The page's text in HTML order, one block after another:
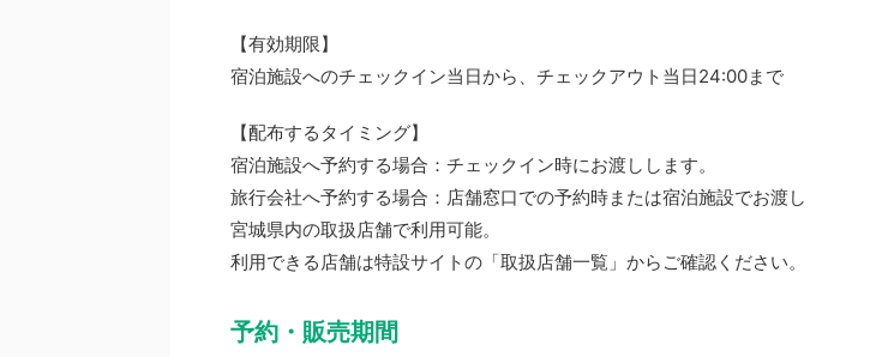
【有効期限】
宿泊施設へのチェックイン当日から、チェックアウト当日24:00まで
【配布するタイミング】
宿泊施設へ予約する場合：チェックイン時にお渡しします。
旅行会社へ予約する場合：店舗窓口での予約時または宿泊施設でお渡し
宮城県内の取扱店舗で利用可能。
利用できる店舗は特設サイトの「取扱店舗一覧」からご確認ください。
予約・販売期間